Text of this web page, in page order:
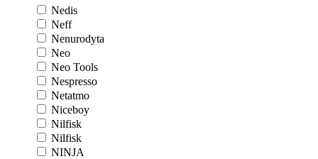
Nedis
Neff
Nenurodyta
Neo
Neo Tools
Nespresso
Netatmo
Niceboy
Nilfisk
Nilfisk
NINJA